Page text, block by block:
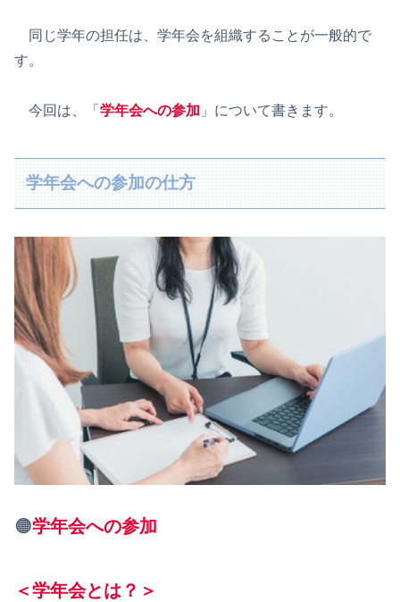
同じ学年の担任は、学年会を組織することが一般的で
す。
今回は、「 学年会への参加 」について書きます。
学年会への参加の仕方
🟠学年会への参加
＜学年会とは？＞